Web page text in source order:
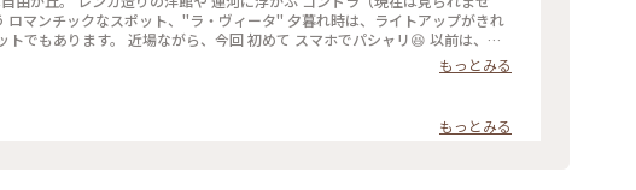
マンチックなスポット、"ラ・ヴィータ" 夕暮れ時は、ライトアップがきれ
でもあります。 近場ながら、今回 初めて スマホでパシャリ😆 以前は、お
が、店舗は 何代か変わり…今は、革製品のお店や インテリア雑貨のお店な
メルヘン #春の訪れ #ラヴィータ #ヴェネチアの街並み #商業施設 #写真映え
っぷ東京
もっとみる
もっとみる